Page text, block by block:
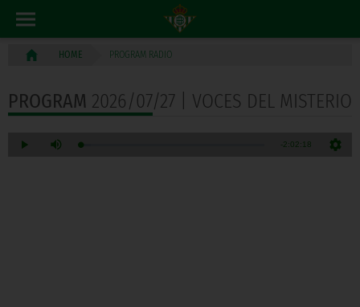
HOME PROGRAM RADIO
PROGRAM 2026/07/27 | VOCES DEL MISTERIO